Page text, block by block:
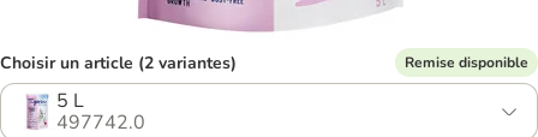
Choisir un article (2 variantes) Remise disponible
5 L
497742.0